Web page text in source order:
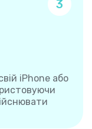
3
iPhone або